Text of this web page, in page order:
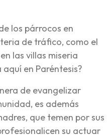
los párrocos en
de tráfico, como el
las villas miseria
en Paréntesis?
de evangelizar
es además
que temen por sus
su actuar